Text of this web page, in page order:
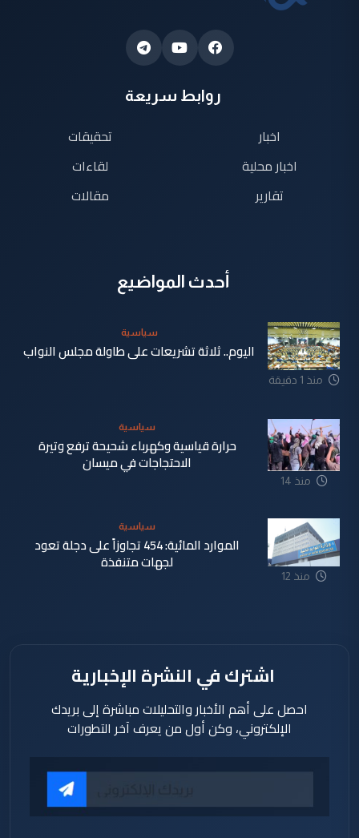
روابط سريعة
اخبار
اخبار محلية
تقارير
تحقيقات
لقاءات
مقالات
أحدث المواضيع
منذ 1 دقيقة
سياسية
اليوم.. ثلاثة تشريعات على طاولة مجلس النواب
منذ 14
سياسية
حرارة قياسية وكهرباء شحيحة ترفع وتيرة
الاحتجاجات في ميسان
منذ 12
سياسية
الموارد المائية: 454 تجاوزاً على دجلة تعود
لجهات متنفذة
اشترك في النشرة الإخبارية
احصل على أهم الأخبار والتحليلات مباشرة إلى بريدك
الإلكتروني، وكن أول من يعرف آخر التطورات